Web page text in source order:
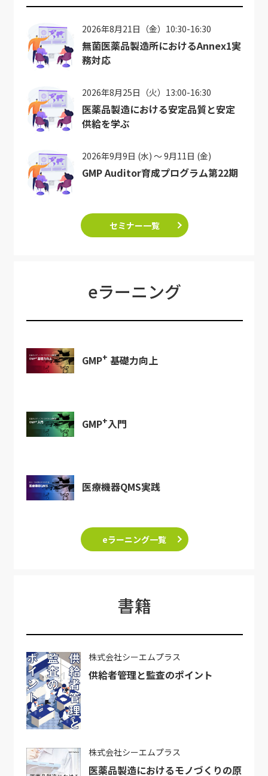
2026年8月21日（金）10:30-16:30
無菌医薬品製造所におけるAnnex1実
務対応
2026年8月25日（火）13:00-16:30
医薬品製造における安定品質と安定
供給を学ぶ
2026年9月9日 (水) ～ 9月11日 (金)
GMP Auditor育成プログラム第22期
セミナー一覧
eラーニング
GMP+ 基礎力向上
GMP+入門
医療機器QMS実践
eラーニング一覧
書籍
株式会社シーエムプラス
供給者管理と監査のポイント
株式会社シーエムプラス
医薬品製造におけるモノづくりの原